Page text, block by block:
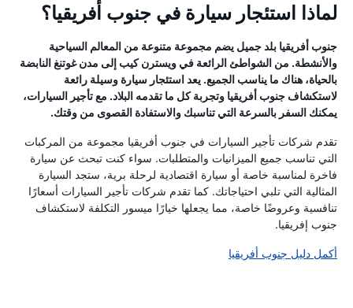
لماذا استئجار سيارة في جنوب أفريقيا؟
جنوب أفريقيا بلد جميل يضم مجموعة متنوعة من المعالم السياحية
والأنشطة. من الشواطئ الرائعة في ويسترن كيب إلى مدن غوتنغ النابضة
بالحياة، هناك ما يناسب الجميع. يعد استئجار سيارة وسيلة رائعة
لاستكشاف جنوب أفريقيا وتجربة كل ما تقدمه البلاد. مع تأجير السيارات،
يمكنك السفر بالسرعة التي تناسبك والاستفادة القصوى من وقتك.
تقدم شركات تأجير السيارات في جنوب أفريقيا مجموعة من المركبات
التي تناسب جميع الميزانيات والمتطلبات. سواء كنت تبحث عن سيارة
فاخرة لمناسبة خاصة أو سيارة اقتصادية لرحلة برية، ستجد السيارة
المثالية التي تلبي احتياجاتك. كما تقدم شركات تأجير السيارات أسعارًا
تنافسية وعروضًا خاصة، مما يجعلها خيارًا ميسور التكلفة لاستكشاف
جنوب إفريقيا.
أكمل دليل جنوب أفريقيا